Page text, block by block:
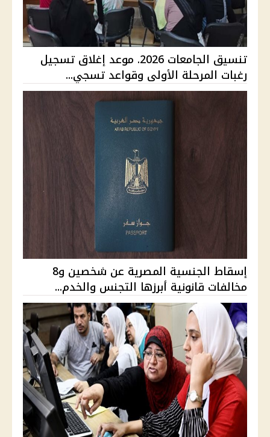
تنسيق الجامعات 2026. موعد إغلاق تسجيل
رغبات المرحلة الأولى وقواعد تسجي...
إسقاط الجنسية المصرية عن شخصين و8
مخالفات قانونية أبرزها التجنس والخدم...